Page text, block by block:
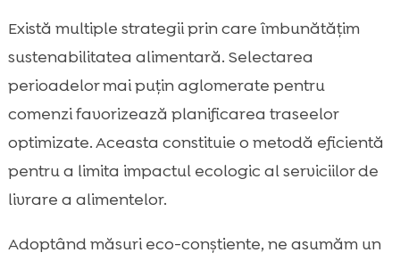
Există multiple strategii prin care îmbunătățim
sustenabilitatea alimentară. Selectarea
perioadelor mai puțin aglomerate pentru
comenzi favorizează planificarea traseelor
optimizate. Aceasta constituie o metodă eficientă
pentru a limita impactul ecologic al serviciilor de
livrare a alimentelor.
Adoptând măsuri eco-conștiente, ne asumăm un